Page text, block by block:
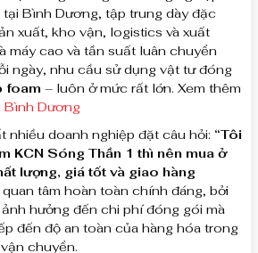
Bình Dương, tập trung dày đặc
xuất, kho vận, logistics và xuất
máy cao và tần suất luân chuyển
ngày, nhu cầu sử dụng vật tư đóng
foam – luôn ở mức rất lớn. Xem thêm
Bình Dương
nhiều doanh nghiệp đặt câu hỏi: “Tôi
KCN Sóng Thần 1 thì nên mua ở
lượng, giá tốt và giao hàng
tâm hoàn toàn chính đáng, bởi
hưởng đến chi phí đóng gói mà
đến độ an toàn của hàng hóa trong
chuyển.